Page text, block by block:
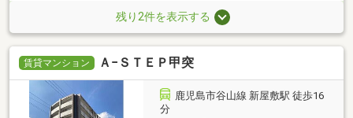
残り2件を表示する
賃貸マンション Ａ−ＳＴＥＰ甲突
鹿児島市谷山線 新屋敷駅 徒歩16
分